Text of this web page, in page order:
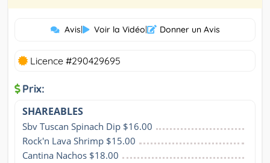
Avis| Voir la Vidéo| Donner un Avis
Licence #290429695
Prix:
SHAREABLES
Sbv Tuscan Spinach Dip $16.00
Rock'n Lava Shrimp $15.00
Cantina Nachos $18.00